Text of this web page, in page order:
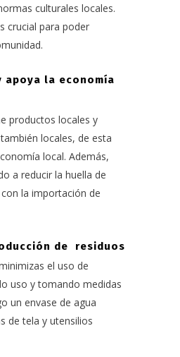
culturales locales.
crucial para poder
apoya la economía
productos locales y
locales, de esta
local. Además,
a reducir la huella de
la importación de
de residuos
el uso de
uso y tomando medidas
un envase de agua
de tela y utensilios